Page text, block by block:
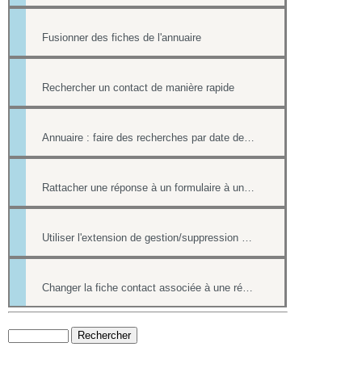
Fusionner des fiches de l'annuaire
Rechercher un contact de manière rapide
Annuaire : faire des recherches par date de création et par date de modification.
Rattacher une réponse à un formulaire à une fiche contact de l'annuaire
Utiliser l'extension de gestion/suppression des doublons de l'annuaire
Changer la fiche contact associée à une réponse d'un formulaire